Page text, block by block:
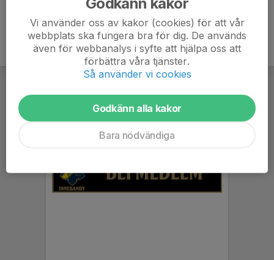
Vi använder oss av kakor (cookies) för att vår
webbplats ska fungera bra för dig. De används
även för webbanalys i syfte att hjälpa oss att
förbättra våra tjänster.
Så använder vi cookies
Godkänn alla kakor
Bara nödvändiga